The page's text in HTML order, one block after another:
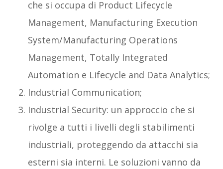
che si occupa di Product Lifecycle
Management, Manufacturing Execution
System/Manufacturing Operations
Management, Totally Integrated
Automation e Lifecycle and Data Analytics;
Industrial Communication;
Industrial Security: un approccio che si
rivolge a tutti i livelli degli stabilimenti
industriali, proteggendo da attacchi sia
esterni sia interni. Le soluzioni vanno da